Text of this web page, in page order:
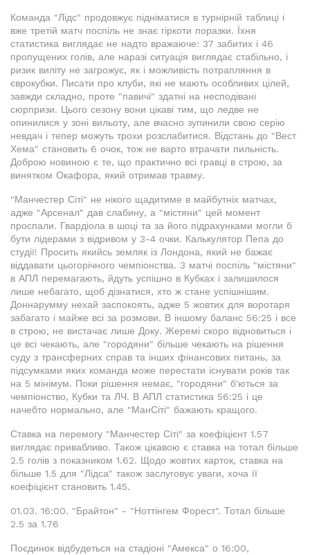
Команда "Лідс" продовжує підніматися в турнірній таблиці і
вже третій матч поспіль не знає гіркоти поразки. Їхня
статистика виглядає не надто вражаюче: 37 забитих і 46
пропущених голів, але наразі ситуація виглядає стабільно, і
ризик виліту не загрожує, як і можливість потрапляння в
єврокубки. Писати про клуби, які не мають особливих цілей,
завжди складно, проте "павичі" здатні на несподівані
сюрпризи. Цього сезону вони цікаві тим, що ледве не
опинилися у зоні вильоту, але вчасно зупинили свою серію
невдач і тепер можуть трохи розслабитися. Відстань до "Вест
Хема" становить 6 очок, тож не варто втрачати пильність.
Доброю новиною є те, що практично всі гравці в строю, за
винятком Окафора, який отримав травму.
"Манчестер Сіті" не нікого щадитиме в майбутніх матчах,
адже "Арсенал" дав слабину, а "містяни" цей момент
проспали. Гвардіола в шоці та за його підрахунками могли б
бути лідерами з відривом у 3-4 очки. Калькулятор Пепа до
студії! Просить якийсь земляк із Лондона, який не бажає
віддавати цьогорічного чемпіонства. 3 матчі поспіль "містяни"
в АПЛ перемагають, йдуть успішно в Кубках і залишилося
лише небагато, щоб дізнатися, хто ж стане успішнішим.
Доннарумму нехай заспокоять, адже 5 жовтих для воротаря
забагато і майже всі за розмови. В іншому баланс 56:25 і все
в строю, не вистачає лише Доку. Жеремі скоро відновиться і
це всі чекають, але "городяни" більше чекають на рішення
суду з трансферних справ та інших фінансових питань, за
підсумками яких команда може перестати існувати років так
на 5 мінімум. Поки рішення немає, "городяни" б'ються за
чемпіонство, Кубки та ЛЧ. В АПЛ статистика 56:25 і це
начебто нормально, але "МанСіті" бажають кращого.
Ставка на перемогу "Манчестер Сіті" за коефіцієнт 1.57
виглядає привабливо. Також цікавою є ставка на тотал більше
2.5 голів з показником 1.62. Щодо жовтих карток, ставка на
більше 1.5 для "Лідса" також заслуговує уваги, хоча її
коефіцієнт становить 1.45.
01.03. 16:00. "Брайтон" - "Ноттінгем Форест". Тотал більше
2.5 за 1.76
Поєдинок відбудеться на стадіоні "Амекса" о 16:00,